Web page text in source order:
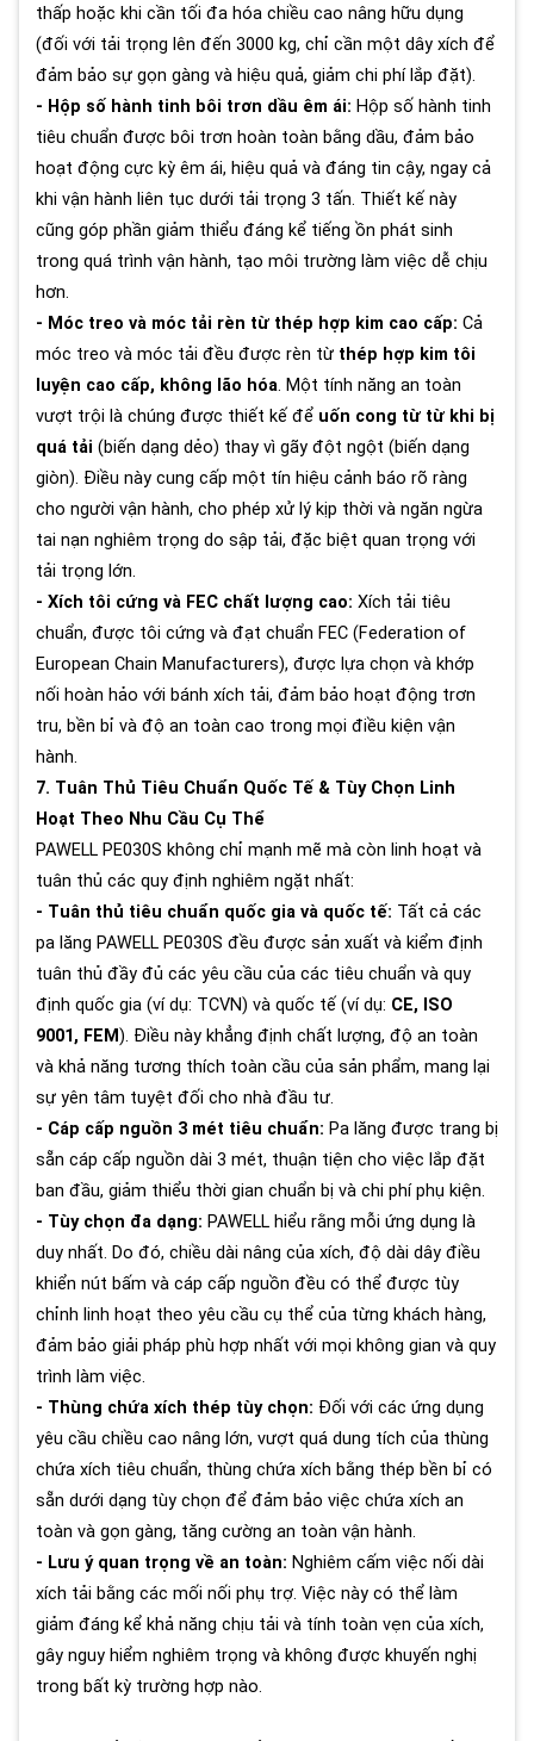
thấp hoặc khi cần tối đa hóa chiều cao nâng hữu dụng
(đối với tải trọng lên đến 3000 kg, chỉ cần một dây xích để
đảm bảo sự gọn gàng và hiệu quả, giảm chi phí lắp đặt).
- Hộp số hành tinh bôi trơn dầu êm ái: Hộp số hành tinh
tiêu chuẩn được bôi trơn hoàn toàn bằng dầu, đảm bảo
hoạt động cực kỳ êm ái, hiệu quả và đáng tin cậy, ngay cả
khi vận hành liên tục dưới tải trọng 3 tấn. Thiết kế này
cũng góp phần giảm thiểu đáng kể tiếng ồn phát sinh
trong quá trình vận hành, tạo môi trường làm việc dễ chịu
hơn.
- Móc treo và móc tải rèn từ thép hợp kim cao cấp: Cả
móc treo và móc tải đều được rèn từ thép hợp kim tôi
luyện cao cấp, không lão hóa. Một tính năng an toàn
vượt trội là chúng được thiết kế để uốn cong từ từ khi bị
quá tải (biến dạng dẻo) thay vì gãy đột ngột (biến dạng
giòn). Điều này cung cấp một tín hiệu cảnh báo rõ ràng
cho người vận hành, cho phép xử lý kịp thời và ngăn ngừa
tai nạn nghiêm trọng do sập tải, đặc biệt quan trọng với
tải trọng lớn.
- Xích tôi cứng và FEC chất lượng cao: Xích tải tiêu
chuẩn, được tôi cứng và đạt chuẩn FEC (Federation of
European Chain Manufacturers), được lựa chọn và khớp
nối hoàn hảo với bánh xích tải, đảm bảo hoạt động trơn
tru, bền bỉ và độ an toàn cao trong mọi điều kiện vận
hành.
7. Tuân Thủ Tiêu Chuẩn Quốc Tế & Tùy Chọn Linh
Hoạt Theo Nhu Cầu Cụ Thể
PAWELL PE030S không chỉ mạnh mẽ mà còn linh hoạt và
tuân thủ các quy định nghiêm ngặt nhất:
- Tuân thủ tiêu chuẩn quốc gia và quốc tế: Tất cả các
pa lăng PAWELL PE030S đều được sản xuất và kiểm định
tuân thủ đầy đủ các yêu cầu của các tiêu chuẩn và quy
định quốc gia (ví dụ: TCVN) và quốc tế (ví dụ: CE, ISO
9001, FEM). Điều này khẳng định chất lượng, độ an toàn
và khả năng tương thích toàn cầu của sản phẩm, mang lại
sự yên tâm tuyệt đối cho nhà đầu tư.
- Cáp cấp nguồn 3 mét tiêu chuẩn: Pa lăng được trang bị
sẵn cáp cấp nguồn dài 3 mét, thuận tiện cho việc lắp đặt
ban đầu, giảm thiểu thời gian chuẩn bị và chi phí phụ kiện.
- Tùy chọn đa dạng: PAWELL hiểu rằng mỗi ứng dụng là
duy nhất. Do đó, chiều dài nâng của xích, độ dài dây điều
khiển nút bấm và cáp cấp nguồn đều có thể được tùy
chỉnh linh hoạt theo yêu cầu cụ thể của từng khách hàng,
đảm bảo giải pháp phù hợp nhất với mọi không gian và quy
trình làm việc.
- Thùng chứa xích thép tùy chọn: Đối với các ứng dụng
yêu cầu chiều cao nâng lớn, vượt quá dung tích của thùng
chứa xích tiêu chuẩn, thùng chứa xích bằng thép bền bỉ có
sẵn dưới dạng tùy chọn để đảm bảo việc chứa xích an
toàn và gọn gàng, tăng cường an toàn vận hành.
- Lưu ý quan trọng về an toàn: Nghiêm cấm việc nối dài
xích tải bằng các mối nối phụ trợ. Việc này có thể làm
giảm đáng kể khả năng chịu tải và tính toàn vẹn của xích,
gây nguy hiểm nghiêm trọng và không được khuyến nghị
trong bất kỳ trường hợp nào.